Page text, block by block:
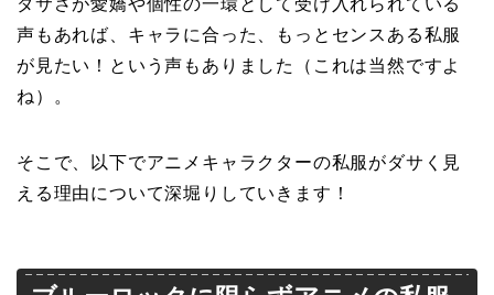
声もあれば、キャラに合った、もっとセンスある私服
が見たい！という声もありました（これは当然ですよ
ね）。
そこで、以下でアニメキャラクターの私服がダサく見
える理由について深堀りしていきます！